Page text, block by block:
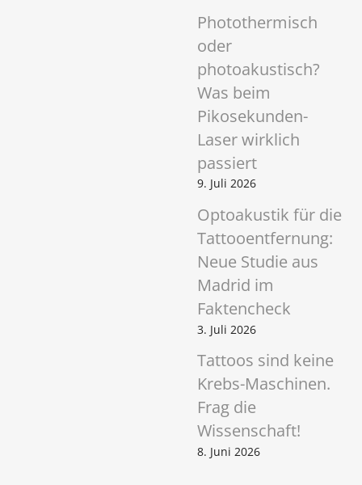
Photothermisch
oder
photoakustisch?
Was beim
Pikosekunden-
Laser wirklich
passiert
9. Juli 2026
Optoakustik für die
Tattooentfernung:
Neue Studie aus
Madrid im
Faktencheck
3. Juli 2026
Tattoos sind keine
Krebs-Maschinen.
Frag die
Wissenschaft!
8. Juni 2026